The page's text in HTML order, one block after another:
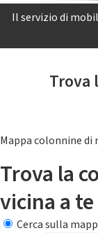
Il servizio di
Trova
Mappa colonnine
Trova la
vicina a te
Cerca sulla